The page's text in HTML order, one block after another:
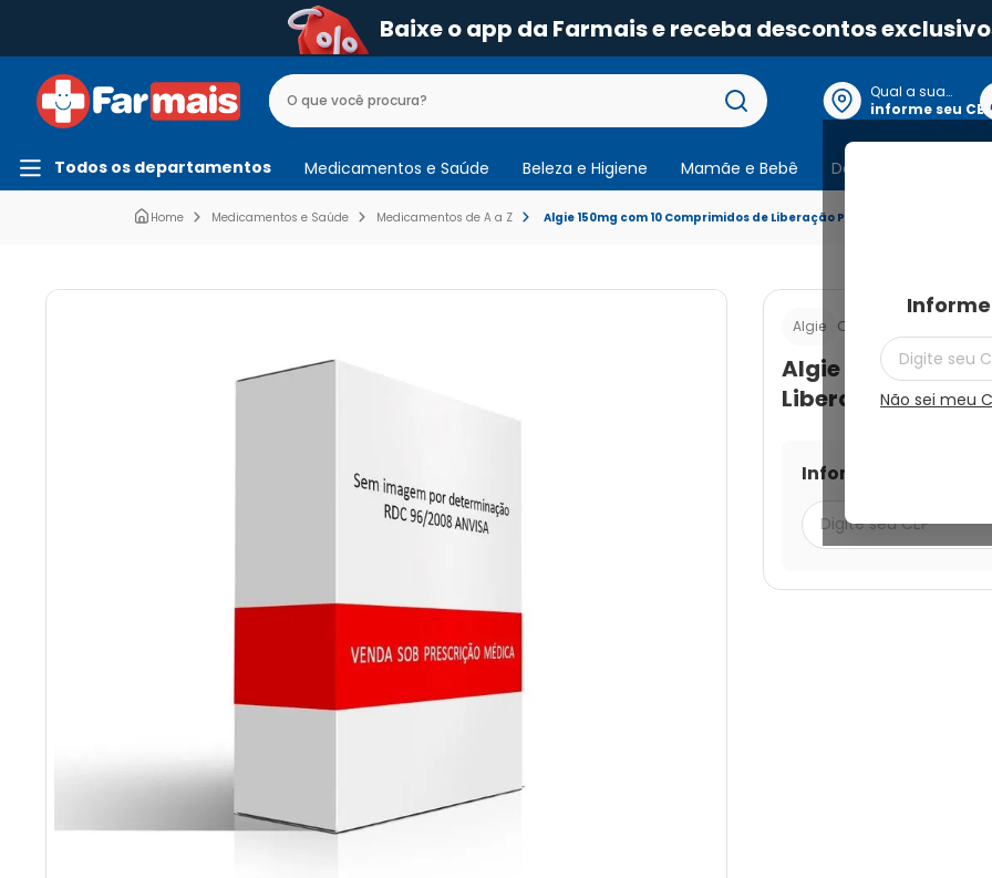
Baixe o app da Farmais e receba descontos
Qual a sua
localização?
informe seu CEP
Não sei meu
Todos os departamentos Medicamentos e Saúde Beleza e Higiene Mamãe e Bebê Dermocosmeticos
Medicamentos e Saúde Medicamentos de A a Z Algie 150mg com 10 Comprimidos de Liberação Prolongada
Algie Cod.:
Algie 150mg com
Liberação
Informe seu CEP